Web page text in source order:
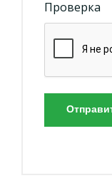
Проверка